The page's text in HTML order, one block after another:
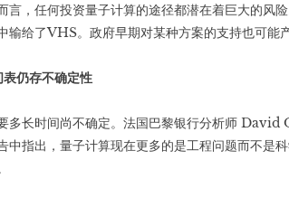
言，任何投资量子计算的途径都潜在着巨大的
输给了VHS。政府早期对某种方案的支持也可能
仍存不确定性
多长时间尚不确定。法国巴黎银行分析师
中指出，量子计算现在更多的是工程问题而不是